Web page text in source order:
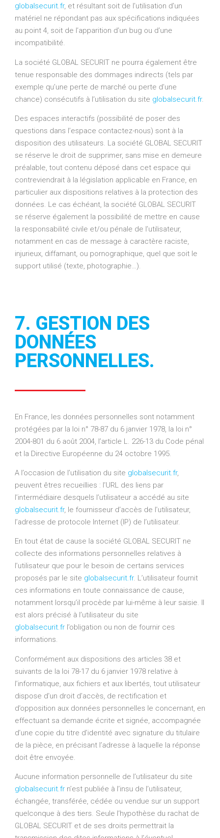
globalsecurit.fr, et résultant soit de l’utilisation d’un
matériel ne répondant pas aux spécifications indiquées
au point 4, soit de l’apparition d’un bug ou d’une
incompatibilité.
La société GLOBAL SECURIT ne pourra également être
tenue responsable des dommages indirects (tels par
exemple qu’une perte de marché ou perte d’une
chance) consécutifs à l’utilisation du site globalsecurit.fr.
Des espaces interactifs (possibilité de poser des
questions dans l’espace contactez-nous) sont à la
disposition des utilisateurs. La société GLOBAL SECURIT
se réserve le droit de supprimer, sans mise en demeure
préalable, tout contenu déposé dans cet espace qui
contreviendrait à la législation applicable en France, en
particulier aux dispositions relatives à la protection des
données. Le cas échéant, la société GLOBAL SECURIT
se réserve également la possibilité de mettre en cause
la responsabilité civile et/ou pénale de l’utilisateur,
notamment en cas de message à caractère raciste,
injurieux, diffamant, ou pornographique, quel que soit le
support utilisé (texte, photographie…).
7. GESTION DES
DONNÉES
PERSONNELLES.
En France, les données personnelles sont notamment
protégées par la loi n° 78-87 du 6 janvier 1978, la loi n°
2004-801 du 6 août 2004, l’article L. 226-13 du Code pénal
et la Directive Européenne du 24 octobre 1995.
A l’occasion de l’utilisation du site globalsecurit.fr,
peuvent êtres recueillies : l’URL des liens par
l’intermédiaire desquels l’utilisateur a accédé au site
globalsecurit.fr, le fournisseur d’accès de l’utilisateur,
l’adresse de protocole Internet (IP) de l’utilisateur.
En tout état de cause la société GLOBAL SECURIT ne
collecte des informations personnelles relatives à
l’utilisateur que pour le besoin de certains services
proposés par le site globalsecurit.fr. L’utilisateur fournit
ces informations en toute connaissance de cause,
notamment lorsqu’il procède par lui-même à leur saisie. Il
est alors précisé à l’utilisateur du site
globalsecurit.fr l’obligation ou non de fournir ces
informations.
Conformément aux dispositions des articles 38 et
suivants de la loi 78-17 du 6 janvier 1978 relative à
l’informatique, aux fichiers et aux libertés, tout utilisateur
dispose d’un droit d’accès, de rectification et
d’opposition aux données personnelles le concernant, en
effectuant sa demande écrite et signée, accompagnée
d’une copie du titre d’identité avec signature du titulaire
de la pièce, en précisant l’adresse à laquelle la réponse
doit être envoyée.
Aucune information personnelle de l’utilisateur du site
globalsecurit.fr n’est publiée à l’insu de l’utilisateur,
échangée, transférée, cédée ou vendue sur un support
quelconque à des tiers. Seule l’hypothèse du rachat de
GLOBAL SECURIT et de ses droits permettrait la